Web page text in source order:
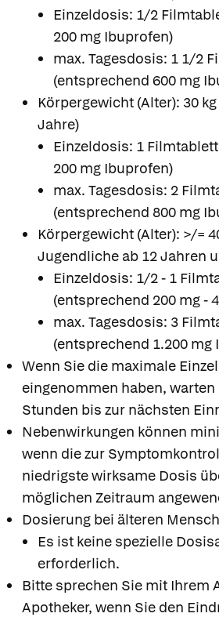
Einzeldosis: 1/2
200 mg Ibuprofen)
max. Tagesdosis: 1 1/2
(entsprechend 600 mg
Körpergewicht (Alter): 30 kg
Jahre)
Einzeldosis: 1
200 mg Ibuprofen)
max. Tagesdosis: 2
(entsprechend 800 mg
Körpergewicht (Alter): >/=
Jugendliche ab 12 Jahren
Einzeldosis: 1/2 - 1
(entsprechend 200 mg -
max. Tagesdosis: 3
(entsprechend 1.200 mg
Wenn Sie die maximale
eingenommen haben,
Stunden bis zur nächsten
Nebenwirkungen können
wenn die zur
niedrigste wirksame Dosis
möglichen Zeitraum
Dosierung bei älteren
Es ist keine spezielle
erforderlich.
Bitte sprechen Sie mit Ihrem
Apotheker, wenn Sie den